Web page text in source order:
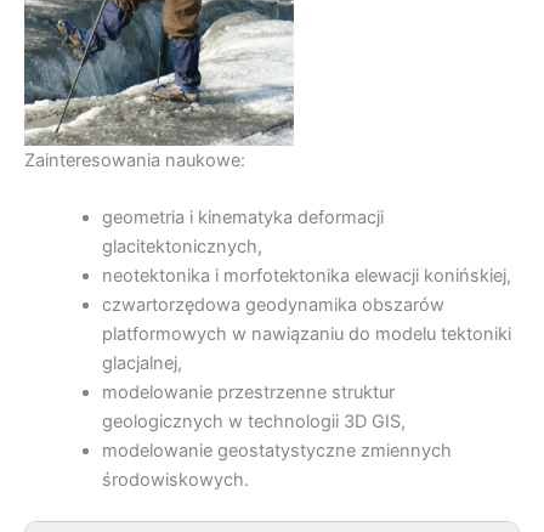
Zainteresowania naukowe:
geometria i kinematyka deformacji
glacitektonicznych,
neotektonika i morfotektonika elewacji konińskiej,
czwartorzędowa geodynamika obszarów
platformowych w nawiązaniu do modelu tektoniki
glacjalnej,
modelowanie przestrzenne struktur
geologicznych w technologii 3D GIS,
modelowanie geostatystyczne zmiennych
środowiskowych.